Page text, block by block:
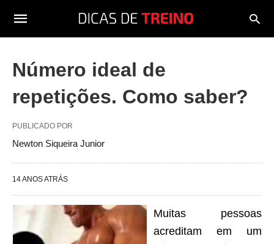
Número ideal de
repetições. Como saber?
PUBLICADO POR
Newton Siqueira Junior
14 ANOS ATRÁS
Muitas pessoas
acreditam em um